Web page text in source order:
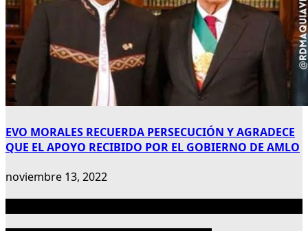
EVO MORALES RECUERDA PERSECUCIÓN Y AGRADECE
QUE EL APOYO RECIBIDO POR EL GOBIERNO DE AMLO
noviembre 13, 2022